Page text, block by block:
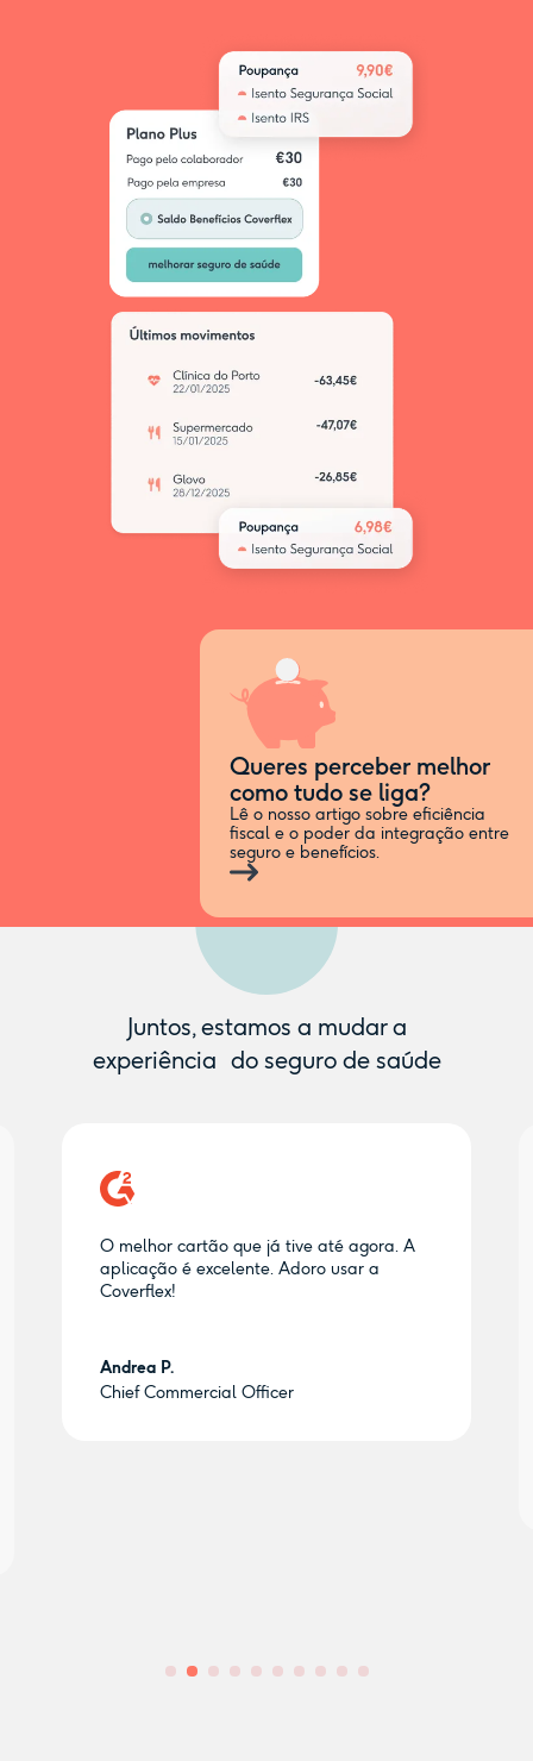
Queres perceber melhor
como tudo se liga?
Lê o nosso artigo sobre eficiência
fiscal e o poder da integração entre
seguro e benefícios.
Juntos, estamos a mudar a
experiência do seguro de saúde
O melhor cartão que já tive até agora. A
aplicação é excelente. Adoro usar a
Coverflex!
Andrea P.
Chief Commercial Officer